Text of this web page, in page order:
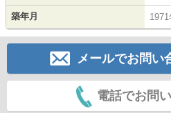
築年月
メールでお問い
電話でお問